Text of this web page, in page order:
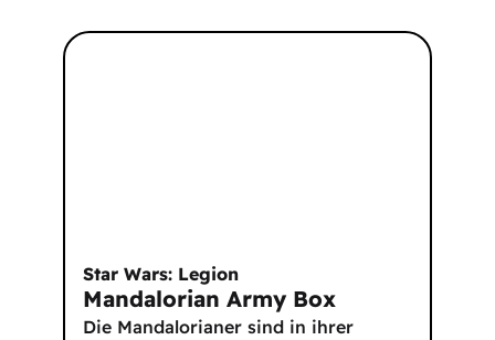
Star Wars: Legion
Mandalorian Army Box
Die Mandalorianer sind in ihrer